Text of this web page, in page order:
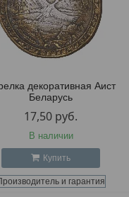
декоративная Аист
Беларусь
17,50 руб.
В наличии
Купить
и гарантия